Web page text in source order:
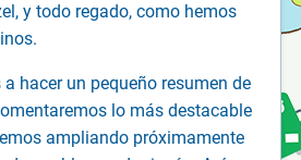
y todo regado, como hemos
hacer un pequeño resumen de
lo más destacable
ampliando próximamente